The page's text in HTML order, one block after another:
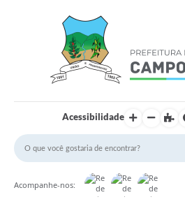
Acessibilidade
Acompanhe-nos: